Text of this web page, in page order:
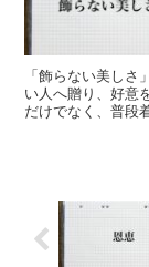
「飾らない美し
い人へ贈り、好意
だけでなく、普段